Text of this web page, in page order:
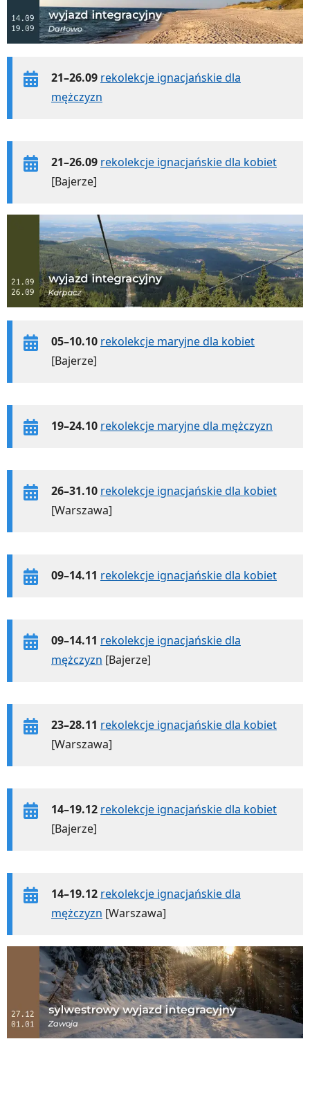
21–26.09 rekolekcje ignacjańskie dla
mężczyzn
21–26.09 rekolekcje ignacjańskie dla kobiet
[Bajerze]
05–10.10 rekolekcje maryjne dla kobiet
[Bajerze]
19–24.10 rekolekcje maryjne dla mężczyzn
26–31.10 rekolekcje ignacjańskie dla kobiet
[Warszawa]
09–14.11 rekolekcje ignacjańskie dla kobiet
09–14.11 rekolekcje ignacjańskie dla
mężczyzn [Bajerze]
23–28.11 rekolekcje ignacjańskie dla kobiet
[Warszawa]
14–19.12 rekolekcje ignacjańskie dla kobiet
[Bajerze]
14–19.12 rekolekcje ignacjańskie dla
mężczyzn [Warszawa]